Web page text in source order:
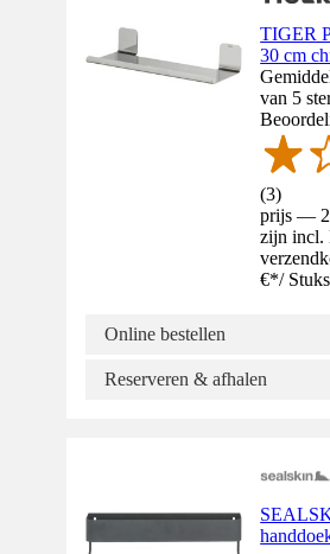
TIGER
30 cm
van 5
(3)
prijs —
zijn incl.
€*/ Stuks
Online bestellen
Reserveren & afhalen